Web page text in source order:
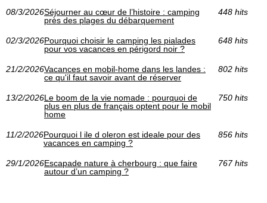
08/3/2026Séjourner au cœur de l’histoire : camping
près des plages du débarquement
448 hits
02/3/2026Pourquoi choisir le camping les pialades
pour vos vacances en périgord noir ?
648 hits
21/2/2026Vacances en mobil-home dans les landes :
ce qu'il faut savoir avant de réserver
802 hits
13/2/2026Le boom de la vie nomade : pourquoi de
plus en plus de français optent pour le mobil
home
750 hits
11/2/2026Pourquoi l ile d oleron est ideale pour des
vacances en camping ?
856 hits
29/1/2026Escapade nature à cherbourg : que faire
autour d’un camping ?
767 hits